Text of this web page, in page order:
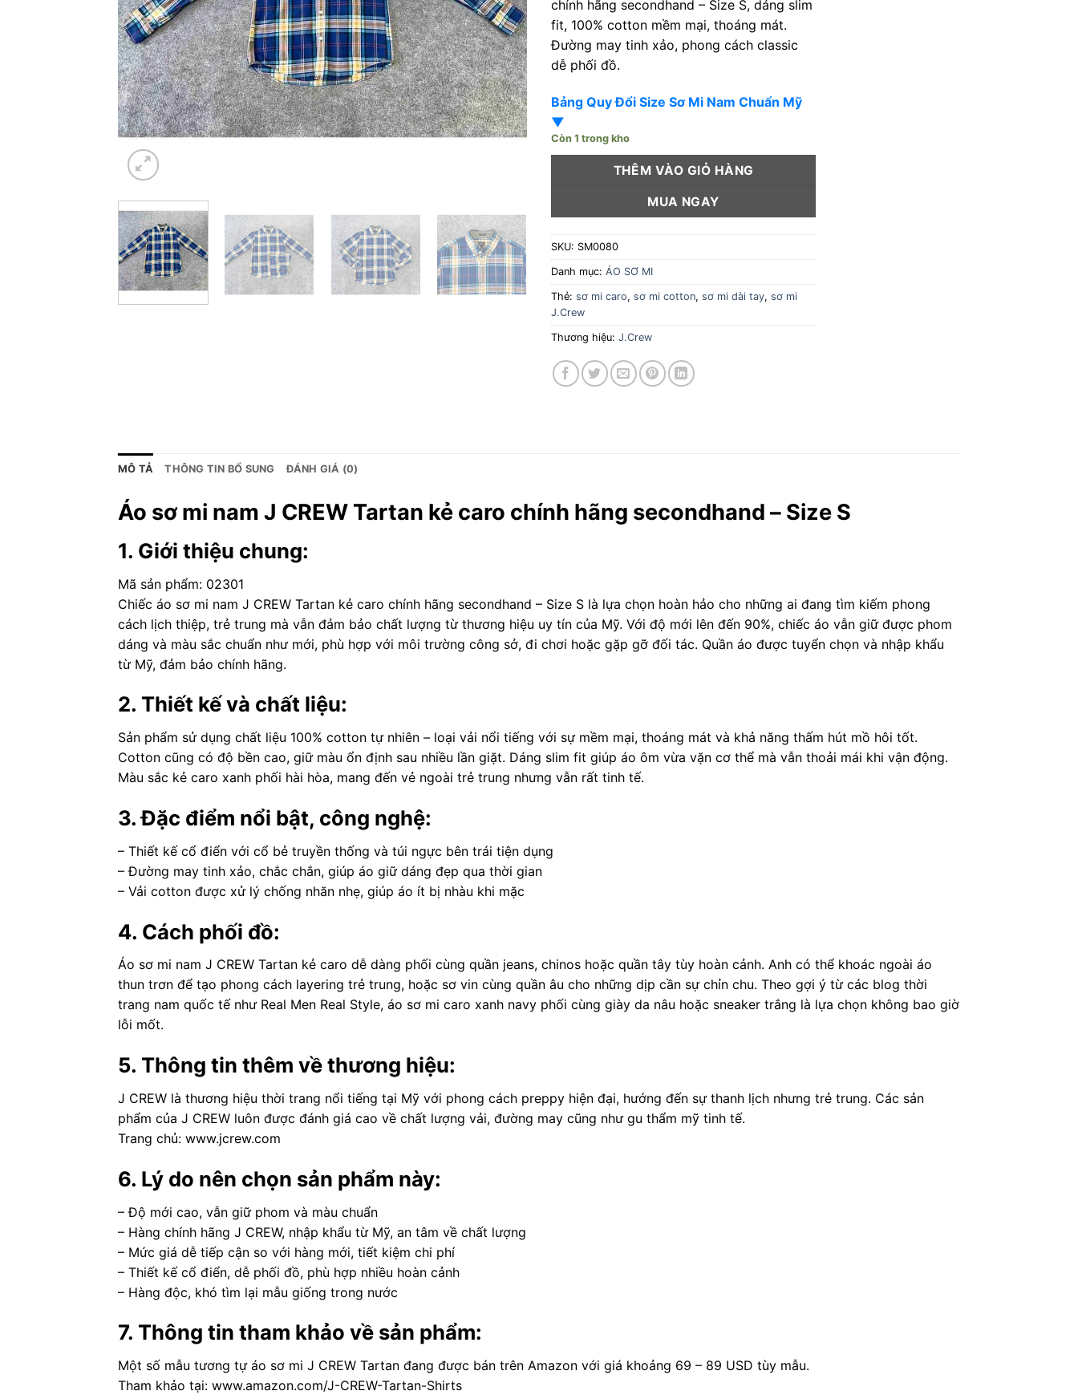
chính hãng secondhand – Size S, dáng slim
fit, 100% cotton mềm mại, thoáng mát.
Đường may tinh xảo, phong cách classic
dễ phối đồ.
Bảng Quy Đổi Size Sơ Mi Nam Chuẩn Mỹ
▼
Còn 1 trong kho
THÊM VÀO GIỎ HÀNG
MUA NGAY
SKU: SM0080
Danh mục: ÁO SƠ MI
Thẻ: sơ mi caro, sơ mi cotton, sơ mi dài tay, sơ mi
J.Crew
Thương hiệu: J.Crew
MÔ TẢ THÔNG TIN BỔ SUNG ĐÁNH GIÁ (0)
Áo sơ mi nam J CREW Tartan kẻ caro chính hãng secondhand – Size S
1. Giới thiệu chung:
Mã sản phẩm: 02301
Chiếc áo sơ mi nam J CREW Tartan kẻ caro chính hãng secondhand – Size S là lựa chọn hoàn hảo cho những ai đang tìm kiếm phong
cách lịch thiệp, trẻ trung mà vẫn đảm bảo chất lượng từ thương hiệu uy tín của Mỹ. Với độ mới lên đến 90%, chiếc áo vẫn giữ được phom
dáng và màu sắc chuẩn như mới, phù hợp với môi trường công sở, đi chơi hoặc gặp gỡ đối tác. Quần áo được tuyển chọn và nhập khẩu
từ Mỹ, đảm bảo chính hãng.
2. Thiết kế và chất liệu:
Sản phẩm sử dụng chất liệu 100% cotton tự nhiên – loại vải nổi tiếng với sự mềm mại, thoáng mát và khả năng thấm hút mồ hôi tốt.
Cotton cũng có độ bền cao, giữ màu ổn định sau nhiều lần giặt. Dáng slim fit giúp áo ôm vừa vặn cơ thể mà vẫn thoải mái khi vận động.
Màu sắc kẻ caro xanh phối hài hòa, mang đến vẻ ngoài trẻ trung nhưng vẫn rất tinh tế.
3. Đặc điểm nổi bật, công nghệ:
– Thiết kế cổ điển với cổ bẻ truyền thống và túi ngực bên trái tiện dụng
– Đường may tinh xảo, chắc chắn, giúp áo giữ dáng đẹp qua thời gian
– Vải cotton được xử lý chống nhăn nhẹ, giúp áo ít bị nhàu khi mặc
4. Cách phối đồ:
Áo sơ mi nam J CREW Tartan kẻ caro dễ dàng phối cùng quần jeans, chinos hoặc quần tây tùy hoàn cảnh. Anh có thể khoác ngoài áo
thun trơn để tạo phong cách layering trẻ trung, hoặc sơ vin cùng quần âu cho những dịp cần sự chỉn chu. Theo gợi ý từ các blog thời
trang nam quốc tế như Real Men Real Style, áo sơ mi caro xanh navy phối cùng giày da nâu hoặc sneaker trắng là lựa chọn không bao giờ
lỗi mốt.
5. Thông tin thêm về thương hiệu:
J CREW là thương hiệu thời trang nổi tiếng tại Mỹ với phong cách preppy hiện đại, hướng đến sự thanh lịch nhưng trẻ trung. Các sản
phẩm của J CREW luôn được đánh giá cao về chất lượng vải, đường may cũng như gu thẩm mỹ tinh tế.
Trang chủ: www.jcrew.com
6. Lý do nên chọn sản phẩm này:
– Độ mới cao, vẫn giữ phom và màu chuẩn
– Hàng chính hãng J CREW, nhập khẩu từ Mỹ, an tâm về chất lượng
– Mức giá dễ tiếp cận so với hàng mới, tiết kiệm chi phí
– Thiết kế cổ điển, dễ phối đồ, phù hợp nhiều hoàn cảnh
– Hàng độc, khó tìm lại mẫu giống trong nước
7. Thông tin tham khảo về sản phẩm:
Một số mẫu tương tự áo sơ mi J CREW Tartan đang được bán trên Amazon với giá khoảng 69 – 89 USD tùy mẫu.
Tham khảo tại: www.amazon.com/J-CREW-Tartan-Shirts